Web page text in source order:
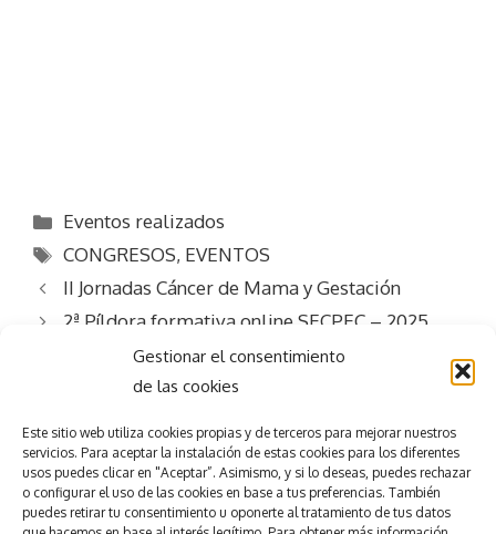
Gestionar el consentimiento
de las cookies
Este sitio web utiliza cookies propias y de terceros para mejorar nuestros
servicios. Para aceptar la instalación de estas cookies para los diferentes
usos puedes clicar en "Aceptar”. Asimismo, y si lo deseas, puedes rechazar
o configurar el uso de las cookies en base a tus preferencias. También
puedes retirar tu consentimiento u oponerte al tratamiento de tus datos
Categorías
Eventos realizados
Etiquetas
CONGRESOS, EVENTOS
II Jornadas Cáncer de Mama y Gestación
2ª Píldora formativa online SECPEC – 2025
Consigue eléxito